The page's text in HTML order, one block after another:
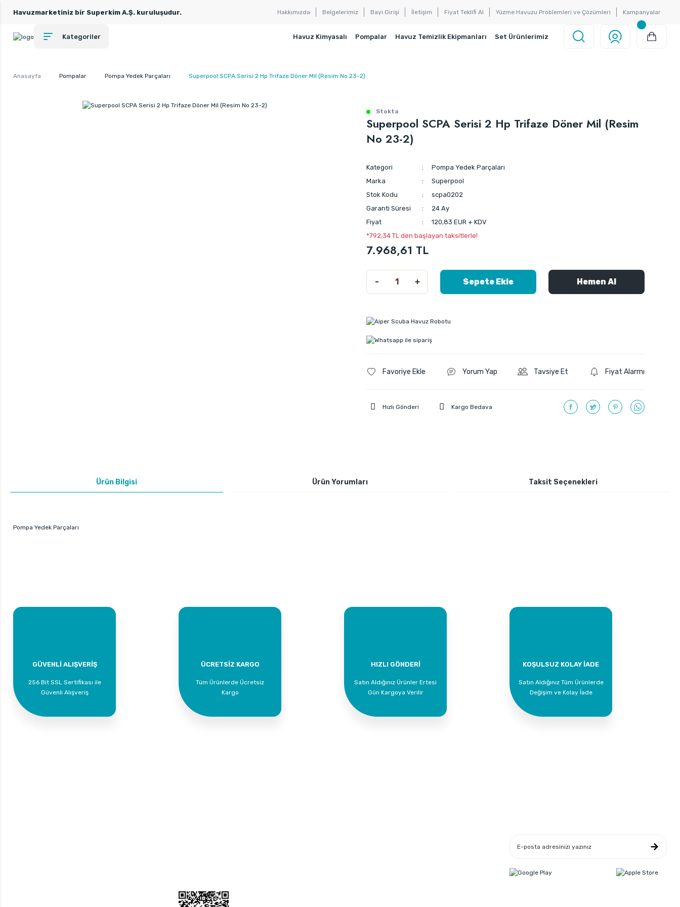
Havuzmarketiniz bir Superkim A.Ş. kuruluşudur. Hakkımızda Belgelerimiz Bayi Girişi İletişim Fiyat Teklifi Al Yüzme Havuzu Problemleri ve Çözümleri Kampanyalar
Kategoriler Havuz Kimyasalı Pompalar Havuz Temizlik Ekipmanları Set Ürünlerimiz
Anasayfa Pompalar Pompa Yedek Parçaları Superpool SCPA Serisi 2 Hp Trifaze Döner Mil (Resim No 23-2)
Stokta
Superpool SCPA Serisi 2 Hp Trifaze Döner Mil (Resim
No 23-2)
Kategori
Pompa Yedek Parçaları
Marka
Superpool
Stok Kodu
scpa0202
Garanti Süresi
24 Ay
Fiyat
120,83 EUR + KDV
*792,34 TL den başlayan taksitlerle!
7.968,61 TL
Sepete Ekle Hemen Al
Yorum Yap Tavsiye Et Fiyat Alarmı
Hızlı Gönderi Kargo Bedava
Ürün Bilgisi Ürün Yorumları Taksit Seçenekleri
Pompa Yedek Parçaları
GÜVENLİ ALIŞVERİŞ
256 Bit SSL Sertifikası ile
Güvenli Alışveriş
ÜCRETSİZ KARGO
Tüm Ürünlerde Ücretsiz
Kargo
HIZLI GÖNDERİ
Satın Aldığınız Ürünler Ertesi
Gün Kargoya Verilir
KOŞULSUZ KOLAY İADE
Satın Aldığınız Tüm Ürünlerde
Değişim ve Kolay İade